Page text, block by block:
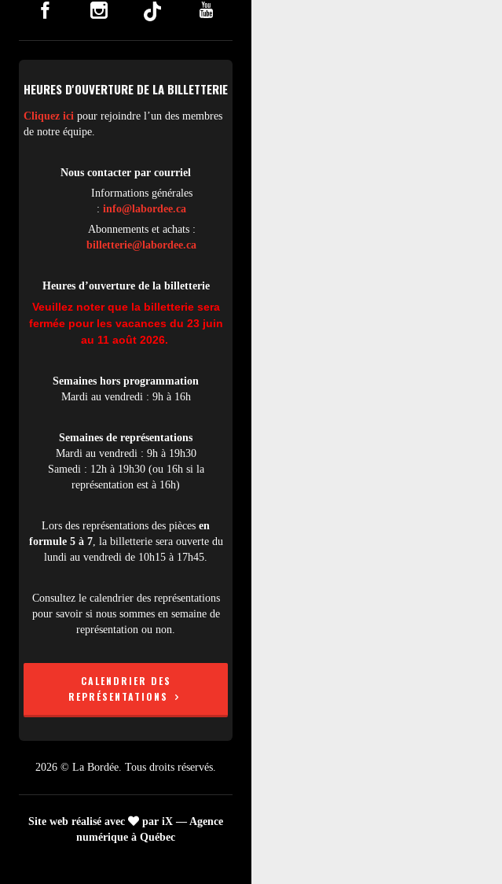
HEURES D'OUVERTURE DE LA BILLETTERIE
Cliquez ici pour rejoindre l’un des membres
de notre équipe.
Nous contacter par courriel
Informations générales
: info@labordee.ca
Abonnements et achats :
billetterie@labordee.ca
Heures d’ouverture de la billetterie
Veuillez noter que la billetterie sera
fermée pour les vacances du 23 juin
au 11 août 2026.
Semaines hors programmation
Mardi au vendredi : 9h à 16h
Semaines de représentations
Mardi au vendredi : 9h à 19h30
Samedi : 12h à 19h30 (ou 16h si la
représentation est à 16h)
Lors des représentations des pièces en
formule 5 à 7, la billetterie sera ouverte du
lundi au vendredi de 10h15 à 17h45.
Consultez le calendrier des représentations
pour savoir si nous sommes en semaine de
représentation ou non.
CALENDRIER DES
REPRÉSENTATIONS
2026 © La Bordée. Tous droits réservés.
Site web réalisé avec
par iX — Agence
numérique à Québec